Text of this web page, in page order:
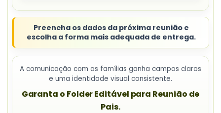
enviado pelo WhatsApp ou e-mail.
Preencha os dados da próxima reunião e
escolha a forma mais adequada de entrega.
A comunicação com as famílias ganha campos claros
e uma identidade visual consistente.
Garanta o Folder Editável para Reunião de
Pais.